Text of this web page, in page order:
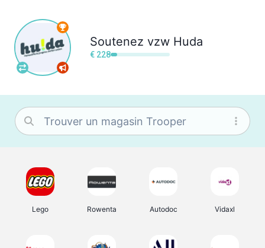
Soutenez vzw Huda
€ 228
Lego Rowenta Autodoc Vidaxl